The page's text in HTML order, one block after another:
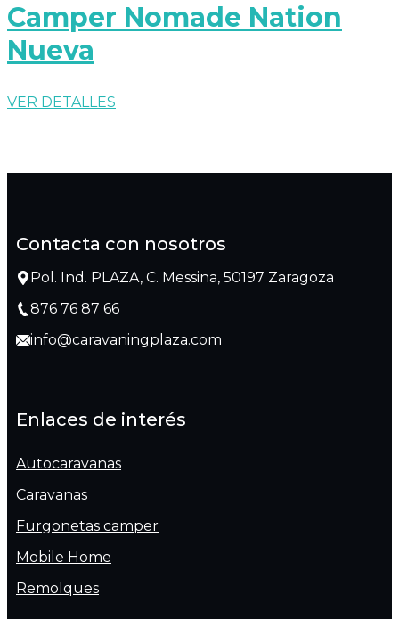
Camper Nomade Nation
Nueva
VER DETALLES
Contacta con nosotros
Pol. Ind. PLAZA, C. Messina, 50197 Zaragoza
876 76 87 66
info@caravaningplaza.com
Enlaces de interés
Autocaravanas
Caravanas
Furgonetas camper
Mobile Home
Remolques